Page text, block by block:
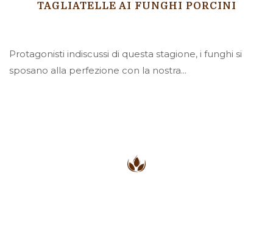
TAGLIATELLE AI FUNGHI PORCINI
Protagonisti indiscussi di questa stagione, i funghi si
sposano alla perfezione con la nostra...